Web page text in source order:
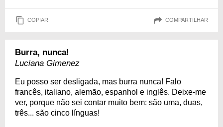
COPIAR COMPARTILHAR
Burra, nunca!
Luciana Gimenez
Eu posso ser desligada, mas burra nunca! Falo
francês, italiano, alemão, espanhol e inglês. Deixe-me
ver, porque não sei contar muito bem: são uma, duas,
três... são cinco línguas!